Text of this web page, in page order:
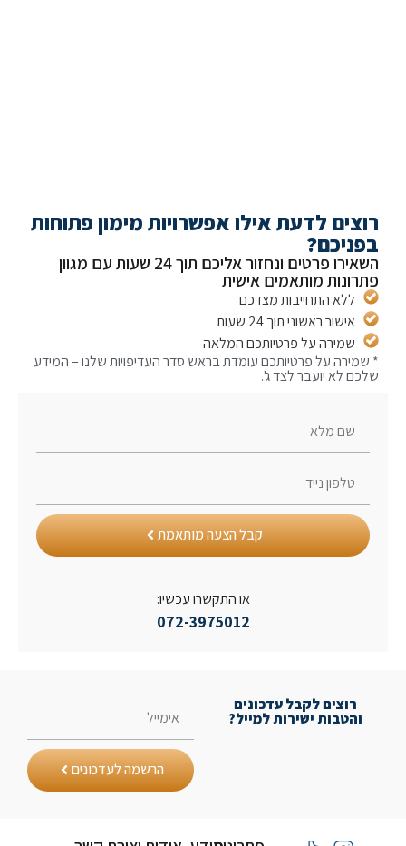
לדעת אילו אפשרויות מימון פתוחות
השאירו פרטים ונחזור אליכם תוך 24 שעות עם מגוון
מותאמים אישית
ללא התחייבות מצדכם
אישור ראשוני תוך 24 שעות
שמירה על פרטיותכם המלאה
על פרטיותכם עומדת בראש סדר העדיפויות שלנו – המידע
לא יועבר לצד ג'.
קבל הצעה מותאמת
או התקשרו עכשיו:
072-3975012
רוצים לקבל עדכונים
והטבות ישירות למייל?
הרשמה לעדכונים